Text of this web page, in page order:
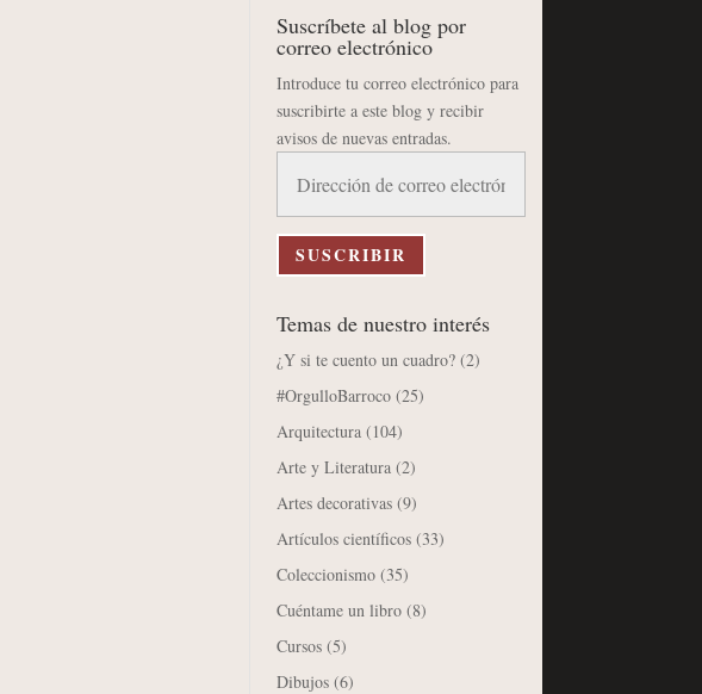
Suscríbete al blog por
correo electrónico
Introduce tu correo electrónico para
suscribirte a este blog y recibir
avisos de nuevas entradas.
correo
electrónico
SUSCRIBIR
Temas de nuestro interés
¿Y si te cuento un cuadro? (2)
#OrgulloBarroco (25)
Arquitectura (104)
Arte y Literatura (2)
Artes decorativas (9)
Artículos científicos (33)
Coleccionismo (35)
Cuéntame un libro (8)
Cursos (5)
Dibujos (6)